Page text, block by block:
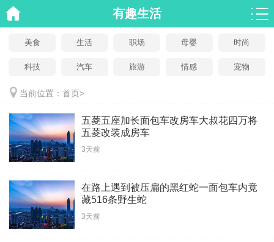
有趣生活
美食 生活 职场 母婴 时尚
科技 汽车 旅游 情感 宠物
当前位置： 首页>
五菱五座加长面包车改房车大叔花四万将
五菱改装成房车
3天前
在路上遇到被压扁的黑红蛇一面包车内竟
藏516条野生蛇
3天前